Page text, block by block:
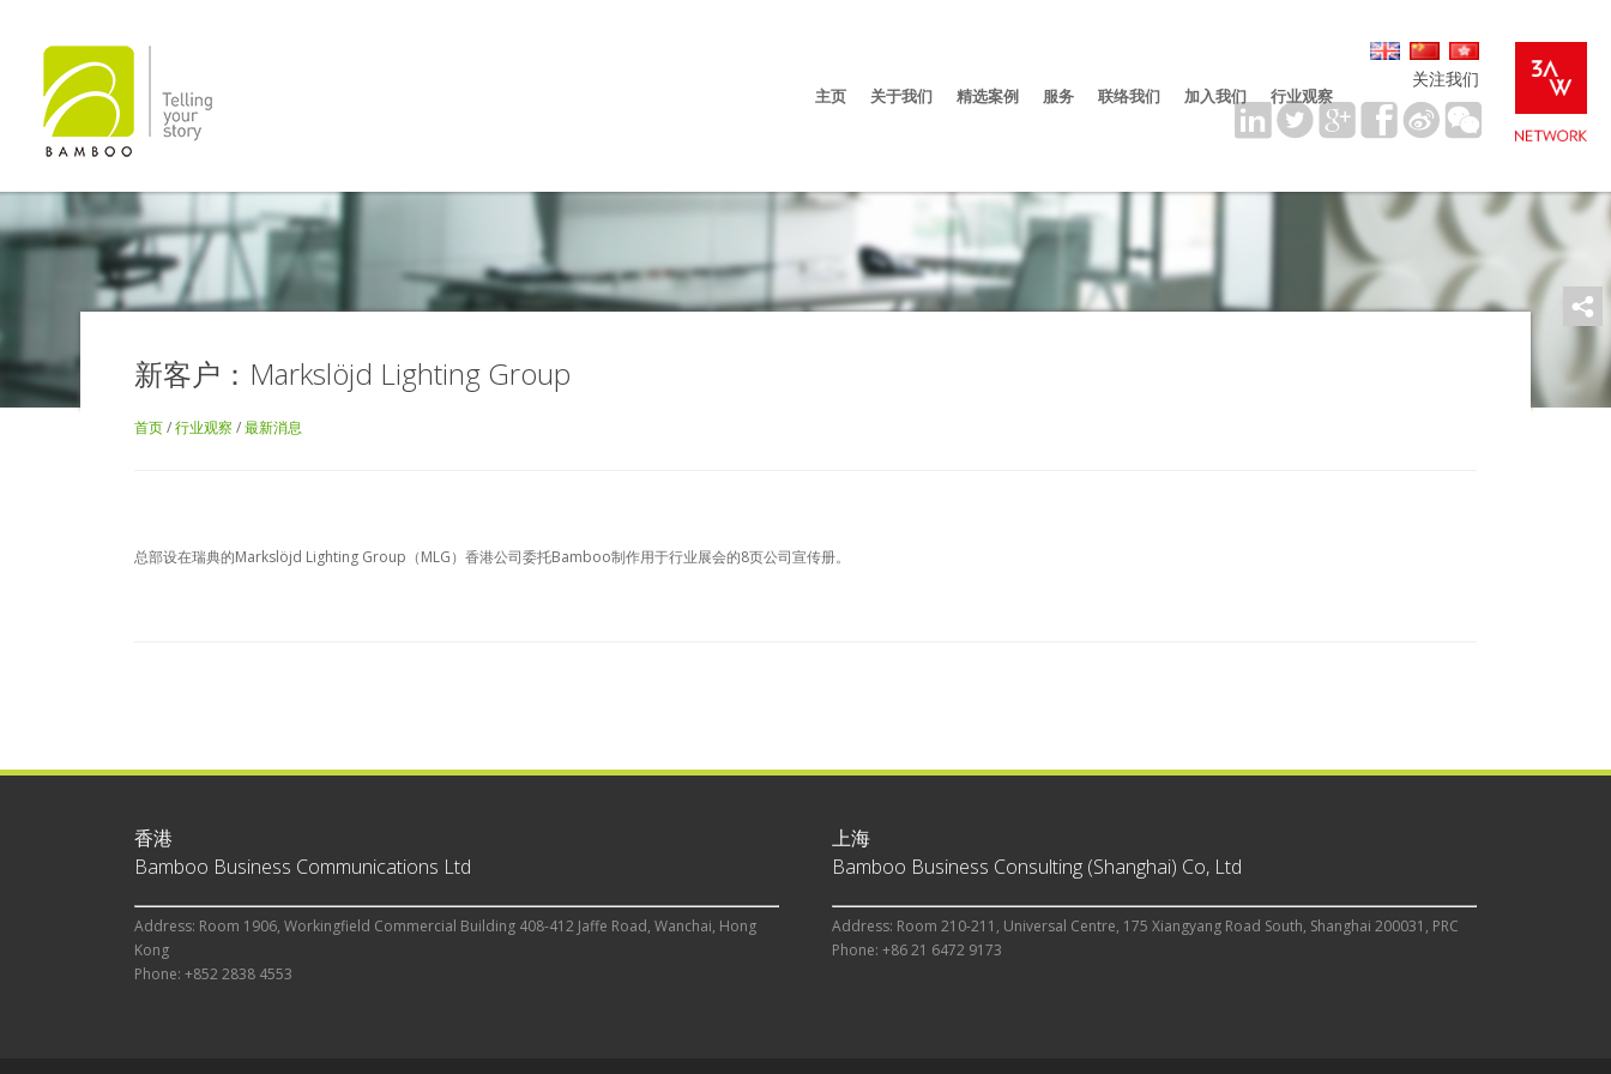
主页 关于我们 精选案例 服务 联络我们 加入我们 行业观察
关注我们
新客户：Markslöjd Lighting Group
首页/行业观察 /最新消息
总部设在瑞典的Markslöjd Lighting Group（MLG）香港公司委托Bamboo制作用于行业展会的8页公司宣传册。
香港
Bamboo Business Communications Ltd
Address: Room 1906, Workingfield Commercial Building 408-412 Jaffe Road, Wanchai, Hong
Kong
Phone: +852 2838 4553
上海
Bamboo Business Consulting (Shanghai) Co, Ltd
Address: Room 210-211, Universal Centre, 175 Xiangyang Road South, Shanghai 200031, PRC
Phone: +86 21 6472 9173